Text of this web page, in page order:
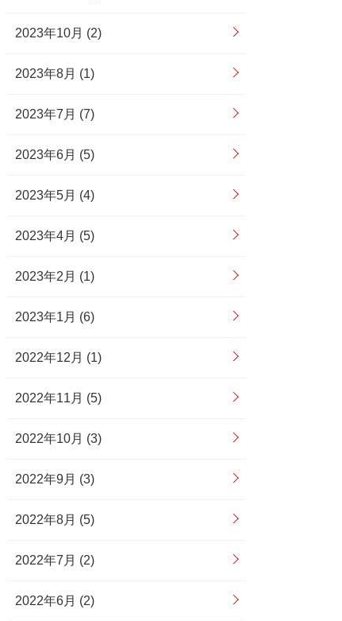
2023年10月 (2)
2023年8月 (1)
2023年7月 (7)
2023年6月 (5)
2023年5月 (4)
2023年4月 (5)
2023年2月 (1)
2023年1月 (6)
2022年12月 (1)
2022年11月 (5)
2022年10月 (3)
2022年9月 (3)
2022年8月 (5)
2022年7月 (2)
2022年6月 (2)